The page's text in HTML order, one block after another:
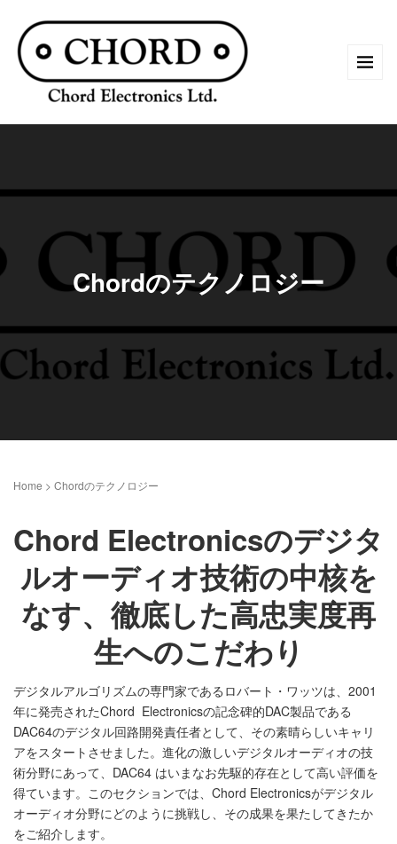
Chordのテクノロジー
Home > Chordのテクノロジー
Chord Electronicsのデジタ
ルオーディオ技術の中核を
なす、徹底した高忠実度再
生へのこだわり
デジタルアルゴリズムの専門家であるロバート・ワッツは、2001
年に発売されたChord Electronicsの記念碑的DAC製品である
DAC64のデジタル回路開発責任者として、その素晴らしいキャリ
アをスタートさせました。進化の激しいデジタルオーディオの技
術分野にあって、DAC64 はいまなお先駆的存在として高い評価を
得ています。このセクションでは、Chord Electronicsがデジタル
オーディオ分野にどのように挑戦し、その成果を果たしてきたか
をご紹介します。